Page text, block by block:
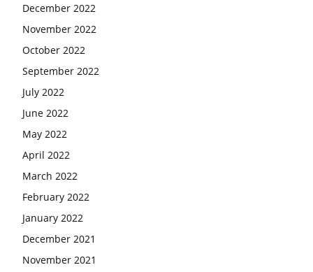
December 2022
November 2022
October 2022
September 2022
July 2022
June 2022
May 2022
April 2022
March 2022
February 2022
January 2022
December 2021
November 2021